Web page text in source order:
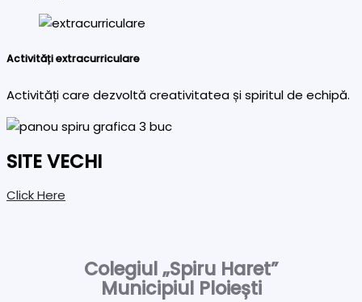
Activități extracurriculare
Activități care dezvoltă creativitatea și spiritul de echipă.
SITE VECHI
Click Here
Colegiul „Spiru Haret”
Municipiul Ploiești